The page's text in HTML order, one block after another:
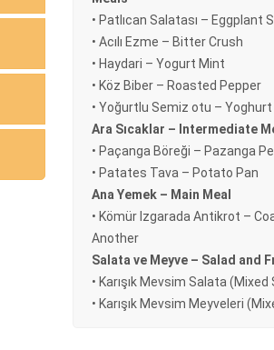
• Patlıcan Salatası – Eggplant
• Acılı Ezme – Bitter Crush
• Haydari – Yogurt Mint
• Köz Biber – Roasted Pepper
• Yoğurtlu Semiz otu – Yoghurt
Ara Sıcaklar – Intermediate
• Paçanga Böreği – Pazanga
• Patates Tava – Potato Pan
Ana Yemek – Main Meal
• Kömür Izgarada Antikrot –
Another
Salata ve Meyve – Salad and
• Karışık Mevsim Salata
• Karışık Mevsim Meyveleri